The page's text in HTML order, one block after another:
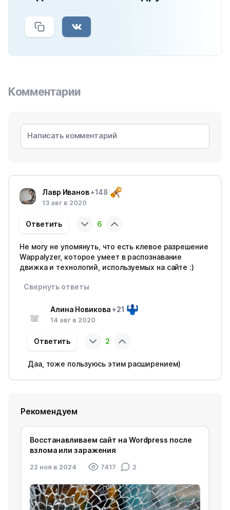
Комментарии
Лавр Иванов+148
13 авг в 2020
6
Ответить
Не могу не упомянуть, что есть клевое разрешение
Wappalyzer, которое умеет в распознавание
движка и технологий, используемых на сайте :)
Свернуть ответы
Алина Новикова +21
14 авг в 2020
2
Ответить
Даа, тоже пользуюсь этим расширением)
Рекомендуем
Восстанавливаем сайт на Wordpress после
взлома или заражения
22 ноя в 2024 7417 2